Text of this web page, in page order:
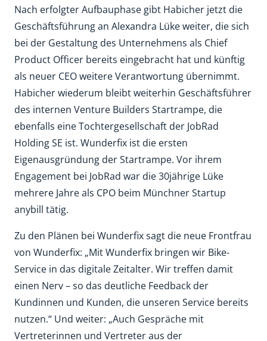
Nach erfolgter Aufbauphase gibt Habicher jetzt die
Geschäftsführung an Alexandra Lüke weiter, die sich
bei der Gestaltung des Unternehmens als Chief
Product Officer bereits eingebracht hat und künftig
als neuer CEO weitere Verantwortung übernimmt.
Habicher wiederum bleibt weiterhin Geschäftsführer
des internen Venture Builders Startrampe, die
ebenfalls eine Tochtergesellschaft der JobRad
Holding SE ist. Wunderfix ist die ersten
Eigenausgründung der Startrampe. Vor ihrem
Engagement bei JobRad war die 30jährige Lüke
mehrere Jahre als CPO beim Münchner Startup
anybill tätig.
Zu den Plänen bei Wunderfix sagt die neue Frontfrau
von Wunderfix: „Mit Wunderfix bringen wir Bike-
Service in das digitale Zeitalter. Wir treffen damit
einen Nerv – so das deutliche Feedback der
Kundinnen und Kunden, die unseren Service bereits
nutzen.“ Und weiter: „Auch Gespräche mit
Vertreterinnen und Vertreter aus der